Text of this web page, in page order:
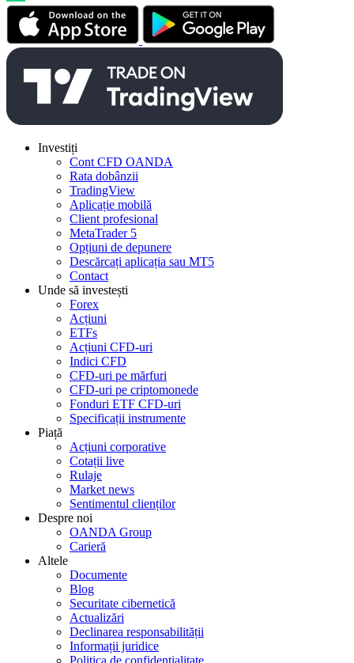
Investiți
Cont CFD OANDA
Rata dobânzii
TradingView
Aplicație mobilă
Client profesional
MetaTrader 5
Opțiuni de depunere
Descărcați aplicația sau MT5
Contact
Unde să investești
Forex
Acțiuni
ETFs
Acțiuni CFD-uri
Indici CFD
CFD-uri pe mărfuri
CFD-uri pe criptomonede
Fonduri ETF CFD-uri
Specificații instrumente
Piață
Acțiuni corporative
Cotații live
Rulaje
Market news
Sentimentul clienților
Despre noi
OANDA Group
Carieră
Altele
Documente
Blog
Securitate cibernetică
Actualizări
Declinarea responsabilității
Informații juridice